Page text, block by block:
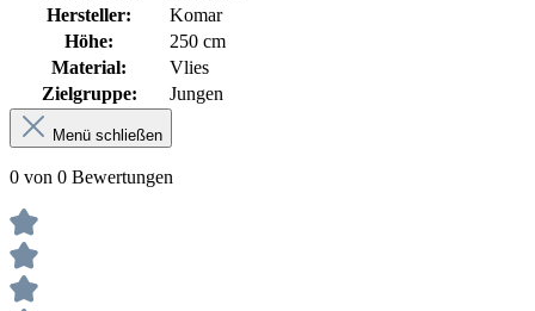
Hersteller:
Komar
Höhe:
250 cm
Material:
Vlies
Zielgruppe:
Jungen
Menü schließen
0 von 0 Bewertungen